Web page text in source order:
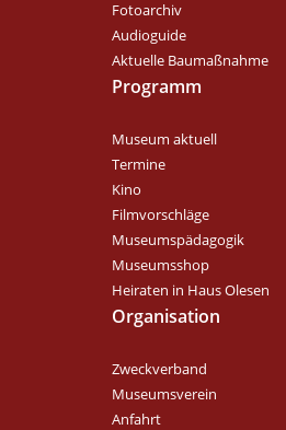
Fotoarchiv
Audioguide
Aktuelle Baumaßnahme
Programm
Museum aktuell
Termine
Kino
Filmvorschläge
Museumspädagogik
Museumsshop
Heiraten in Haus Olesen
Organisation
Zweckverband
Museumsverein
Anfahrt